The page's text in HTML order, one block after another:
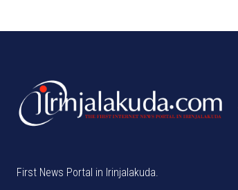
First News Portal in Irinjalakuda.